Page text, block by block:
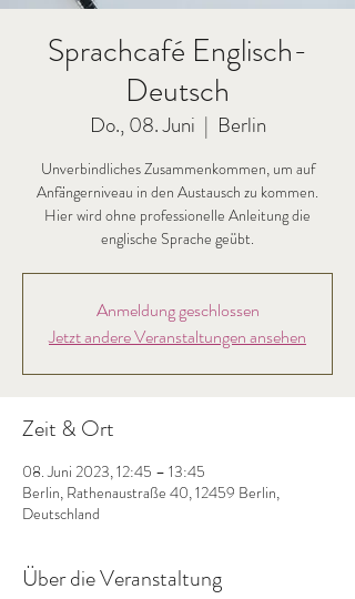
Sprachcafé Englisch-
Deutsch
Do., 08. Juni
  |
Berlin
Unverbindliches Zusammenkommen, um auf
Anfängerniveau in den Austausch zu kommen.
Hier wird ohne professionelle Anleitung die
englische Sprache geübt.
Anmeldung geschlossen
Jetzt andere Veranstaltungen ansehen
Zeit & Ort
08. Juni 2023, 12:45 – 13:45
Berlin, Rathenaustraße 40, 12459 Berlin,
Deutschland
Über die Veranstaltung